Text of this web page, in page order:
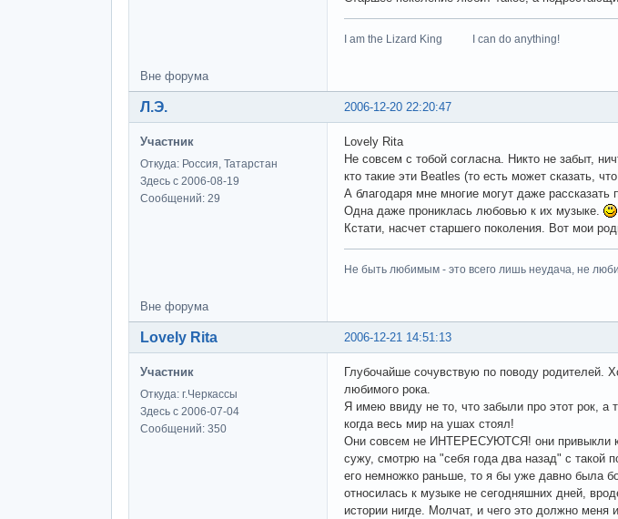
I am the Lizard King I can do anything!
Вне форума
2006-12-20 22:20:47
Л.Э.
Участник
Откуда: Россия, Татарстан
Здесь с 2006-08-19
Сообщений: 29
Lovely Rita
Не совсем с тобой согласна. Никто не забыт,
кто такие эти Beatles (то есть может сказать,
А благодаря мне многие могут даже
Одна даже прониклась любовью к их музыке.
Кстати, насчет старшего поколения. Вот мои
Не быть любимым - это всего лишь неудача, не
Вне форума
2006-12-21 14:51:13
Lovely Rita
Участник
Откуда: г.Черкассы
Здесь с 2006-07-04
Сообщений: 350
Глубочайше сочувствую по поводу родителей.
любимого рока.
Я имею ввиду не то, что забыли про этот рок, а
когда весь мир на ушах стоял!
Они совсем не ИНТЕРЕСУЮТСЯ! они привыкли к
сужу, смотрю на "себя года два назад" с такой
его немножко раньше, то я бы уже давно была
относилась к музыке не сегодняшних дней,
истории нигде. Молчат, и чего это должно меня